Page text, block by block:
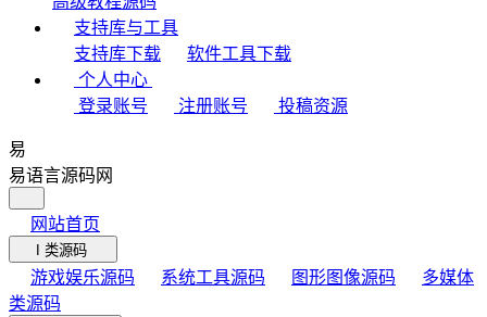
支持库与工具
支持库下载
软件工具下载
个人中心
登录账号
注册账号 投稿资源
易
易语言源码网
网站首页
I 类源码
游戏娱乐源码 系统工具源码 图形图像源码
多媒体
类源码